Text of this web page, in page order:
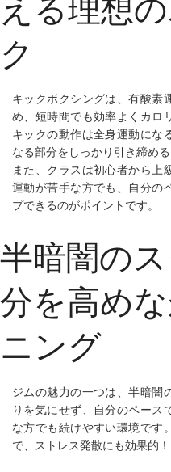
える理想
ク
キックボクシングは、有酸素
め、短時間でも効率よくカロ
キックの動作は全身運動にな
なる部分をしっかり引き締める
また、クラスは初心者から上
運動が苦手な方でも、自分の
プできるのがポイントです。
半暗闇の
分を高め
ニング
ジムの魅力の一つは、半暗闇
りを気にせず、自分のペース
な方でも続けやすい環境です
で、ストレス発散にも効果的！